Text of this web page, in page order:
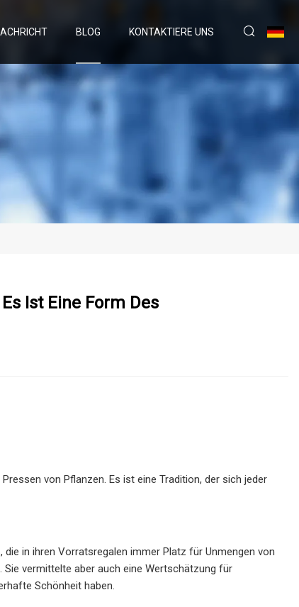
BLOG KONTAKTIERE UNS
Ist Eine Form Des
von Pflanzen. Es ist eine Tradition, der sich jeder
in ihren Vorratsregalen immer Platz für Unmengen von
Sie vermittelte aber auch eine Wertschätzung für
Schönheit haben.